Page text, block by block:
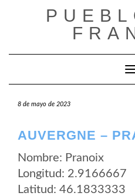
8 de mayo de 2023
AUVERGNE –
Nombre: Pranoix
Longitud: 2.9166667
Latitud: 46.1833333